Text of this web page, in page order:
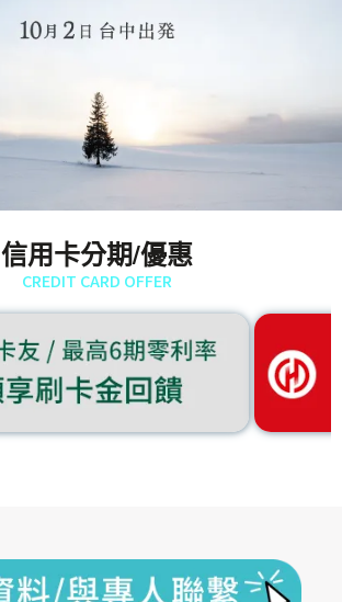
信用卡分期/優惠
CREDIT CARD OFFER